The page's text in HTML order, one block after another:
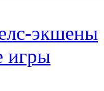
экшены
игры